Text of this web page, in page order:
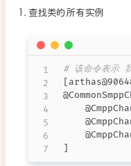
查找类的所有实例
# 该命令表示
[
]